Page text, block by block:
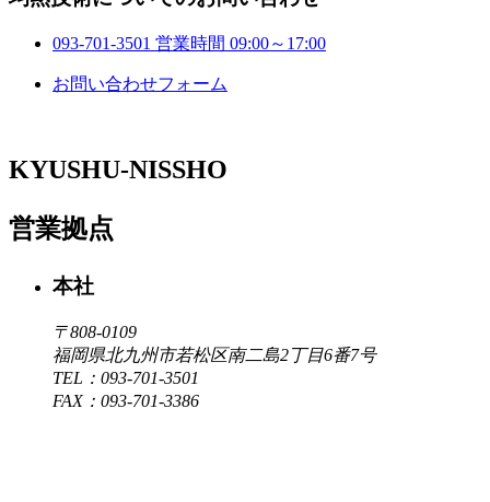
093-701-3501 営業時間 09:00～17:00
お問い合わせフォーム
KYUSHU-NISSHO
営業拠点
本社
〒808-0109
福岡県北九州市若松区南二島2丁目6番7号
TEL：093-701-3501
FAX：093-701-3386